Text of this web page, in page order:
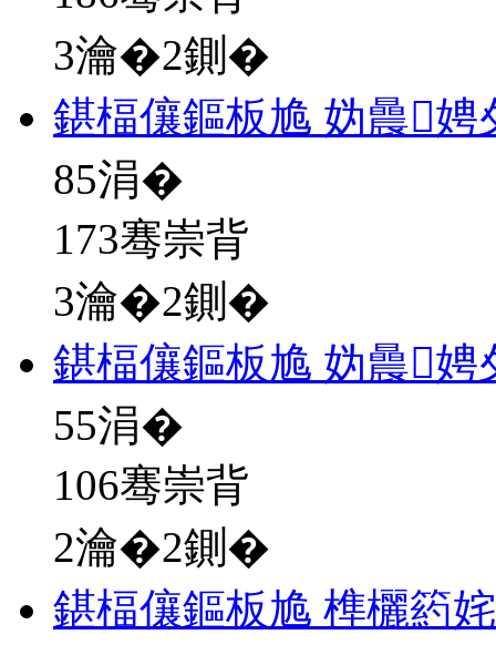
3瀹�2鍘�
鍖楅儴鏂板尯 妫曟
85涓�
173骞崇背
3瀹�2鍘�
鍖楅儴鏂板尯 妫曟
55涓�
106骞崇背
2瀹�2鍘�
鍖楅儴鏂板尯 榫欐箹